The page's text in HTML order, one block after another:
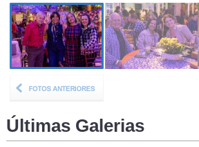
Últimas Galerias